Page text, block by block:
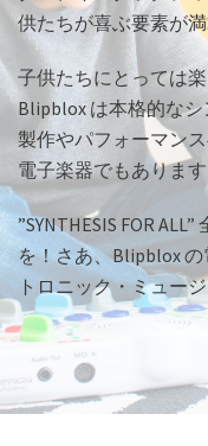
供たちが喜ぶ要素が満
子供たちにとっては
Blipblox は本格的な
製作やパフォーマン
電子楽器でもありま
”SYNTHESIS FOR
を！さあ、Blipblox
トロニック・ミュー